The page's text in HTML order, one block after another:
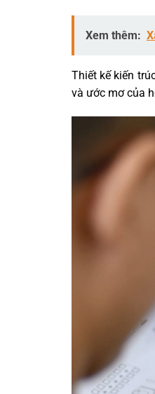
Xem thêm:
Thiết kế kiến
và ước mơ của